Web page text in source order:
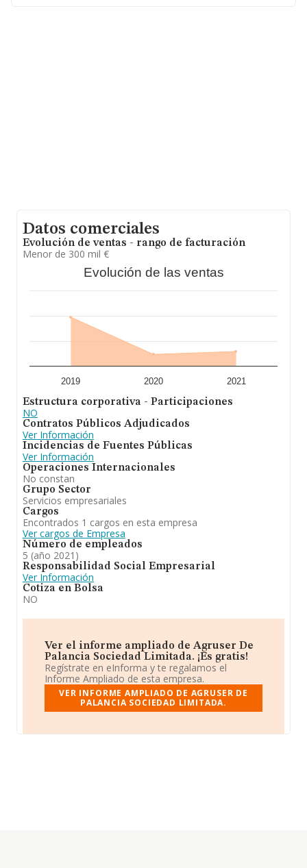
Datos comerciales
Evolución de ventas - rango de facturación
Menor de 300 mil €
Evolución de las ventas
2019 2020 2021
Estructura corporativa - Participaciones
NO
Contratos Públicos Adjudicados
Ver Información
Incidencias de Fuentes Públicas
Ver Información
Operaciones Internacionales
No constan
Grupo Sector
Servicios empresariales
Cargos
Encontrados 1 cargos en esta empresa
Ver cargos de Empresa
Número de empleados
5 (año 2021)
Responsabilidad Social Empresarial
Ver Información
Cotiza en Bolsa
NO
Ver el informe ampliado de Agruser De
Palancia Sociedad Limitada. ¡Es gratis!
Regístrate en eInforma y te regalamos el
Informe Ampliado de esta empresa.
VER INFORME AMPLIADO DE AGRUSER DE
PALANCIA SOCIEDAD LIMITADA.